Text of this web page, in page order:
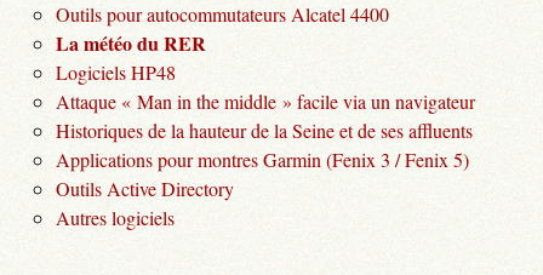
Outils pour autocommutateurs Alcatel 4400
La météo du RER
Logiciels HP48
Attaque « Man in the middle » facile via un navigateur
Historiques de la hauteur de la Seine et de ses affluents
Applications pour montres Garmin (Fenix 3 / Fenix 5)
Outils Active Directory
Autres logiciels